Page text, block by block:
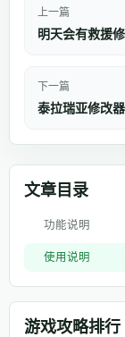
上一篇
明天会有救援
下一篇
泰拉瑞亚修改
文章目录
功能说明
使用说明
游戏攻略排行